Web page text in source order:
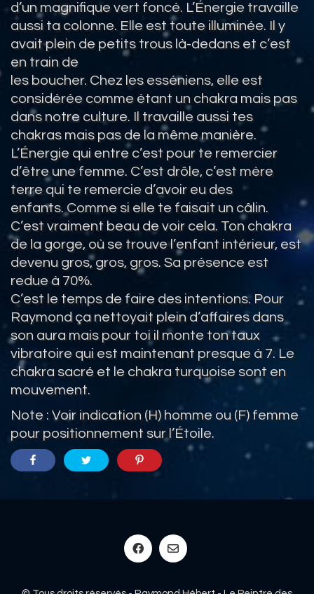
d’un magnifique vert foncé. L’Énergie travaille
aussi ta colonne. Elle est toute illuminée. Il y
avait plein de petits trous là-dedans et c’est
en train de
les boucher. Chez les esséniens, elle est
considérée comme étant un chakra mais pas
dans notre culture. Il travaille aussi tes
chakras mais pas de la même manière.
L’Énergie qui entre c’est pour te remercier
d’être une femme. C’est drôle, c’est mère
terre qui te remercie d’avoir eu des
enfants. Comme si elle te faisait un câlin.
C’est vraiment beau de voir cela. Ton chakra
de la gorge, où se trouve l’enfant intérieur, est
devenu gros, gros, gros. Sa présence est
redue à 70%.
C’est le temps de faire des intentions. Pour
Raymond ça nettoyait plein d’affaires dans
son aura mais pour toi il monte ton taux
vibratoire qui est maintenant presque à 7. Le
chakra sacré et le chakra turquoise sont en
mouvement.
Note : Voir indication (H) homme ou (F) femme
pour positionnement sur l’Étoile.